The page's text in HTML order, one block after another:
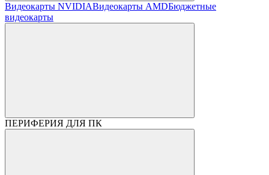
Видеокарты NVIDIAВидеокарты AMDБюджетные
видеокарты
ПЕРИФЕРИЯ ДЛЯ ПК